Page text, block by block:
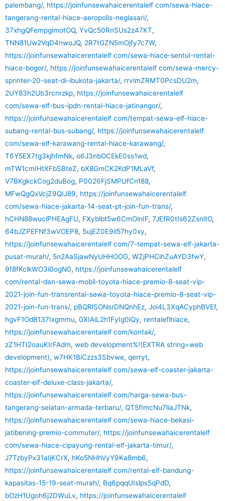
palembang/, https://joinfunsewahaicerentalelf com/sewa-hiace-
tangerang-rental-hiace-aeropolis-neglasari/,
37xhgQFempgimotOQ, YvQc50RnSUs2z47KT,
TNN81Uw2VqD4nwoJQ, 2R7tGZN5mOjfy7c7W,
https://joinfunsewahaicerentalelf com/sewa-hiace-sentul-rental-
hiace-bogor/, https://joinfunsewahaicerentalelf com/sewa-mercy-
sprinter-20-seat-di-ibukota-jakarta/, rrvlmZRMT0PcsDU2m,
2UY83h2Ub3rcnrzkp, https://joinfunsewahaicerentalelf
com/sewa-elf-bus-ipdn-rental-hiace-jatinangor/,
https://joinfunsewahaicerentalelf com/tempat-sewa-elf-hiace-
subang-rental-bus-subang/, https://joinfunsewahaicerentalelf
com/sewa-elf-karawang-rental-hiace-karawang/,
T6Y5EX7tg3kjhfmNk, o6J3nbOCEkE0ss1wd,
mTW1cmIHtXFbSBteZ, bX8GmCK2KdP1MLaVf,
V7BKgkckCog2duBog, P0026FjSMPUfCn188,
MFwQgQxVcjZ9QIJ89, https://joinfunsewahaicerentalelf
com/sewa-hiace-jakarta-14-seat-pt-join-fun-trans/,
hCHN88wuclPHEAgFU, FXyblbt5w6CmOinIF, 7JEfR0tIs62ZsnltO,
64bJZPEFNf3wVOEP8, 5ujEZ0E9il57hy0xy,
https://joinfunsewahaicerentalelf com/7-tempat-sewa-elf-jakarta-
pusat-murah/, 5n2AaSjawNyUHHOOG, WZjPHCihZuAYD3fwY,
9f8fKclkWO3i0ogN0, https://joinfunsewahaicerentalelf
com/rental-dan-sewa-mobil-toyota-hiace-premio-8-seat-vip-
2021-join-fun-transrental-sewa-toyota-hiace-premio-8-seat-vip-
2021-join-fun-trans/, pBQRlSONsrDNQnhEz, Jol4L3XqACyphBVEf,
hgvF1OdB137Ixgmmu, 0XIAiL2h1FyIg0lQy, rentaleflhiace,
https://joinfunsewahaicerentalelf com/kontak/,
zZ1HTI2oauKIrFAdm, web development%!(EXTRA string=web
development), w7HK1BiCzzs3Sbvwe, qerryt,
https://joinfunsewahaicerentalelf com/sewa-elf-coaster-jakarta-
coaster-elf-deluxe-class-jakarta/,
https://joinfunsewahaicerentalelf com/harga-sewa-bus-
tangerang-selatan-armada-terbaru/, QT5fImcNu7liaJTNk,
https://joinfunsewahaicerentalelf com/sewa-hiace-bekasi-
jatibening-premio-commuter/, https://joinfunsewahaicerentalelf
com/sewa-hiace-cipayung-rental-elf-jakarta-timur/,
J7TzbyPx31aIjKCrX, hKo5NHhVyY9Ka8mb6,
https://joinfunsewahaicerentalelf com/rental-elf-bandung-
kapasitas-15-19-seat-murah/, Bq6pqqUIslps5qPdD,
bOzH1Ugoh6j2DWuLv, https://joinfunsewahaicerentalelf